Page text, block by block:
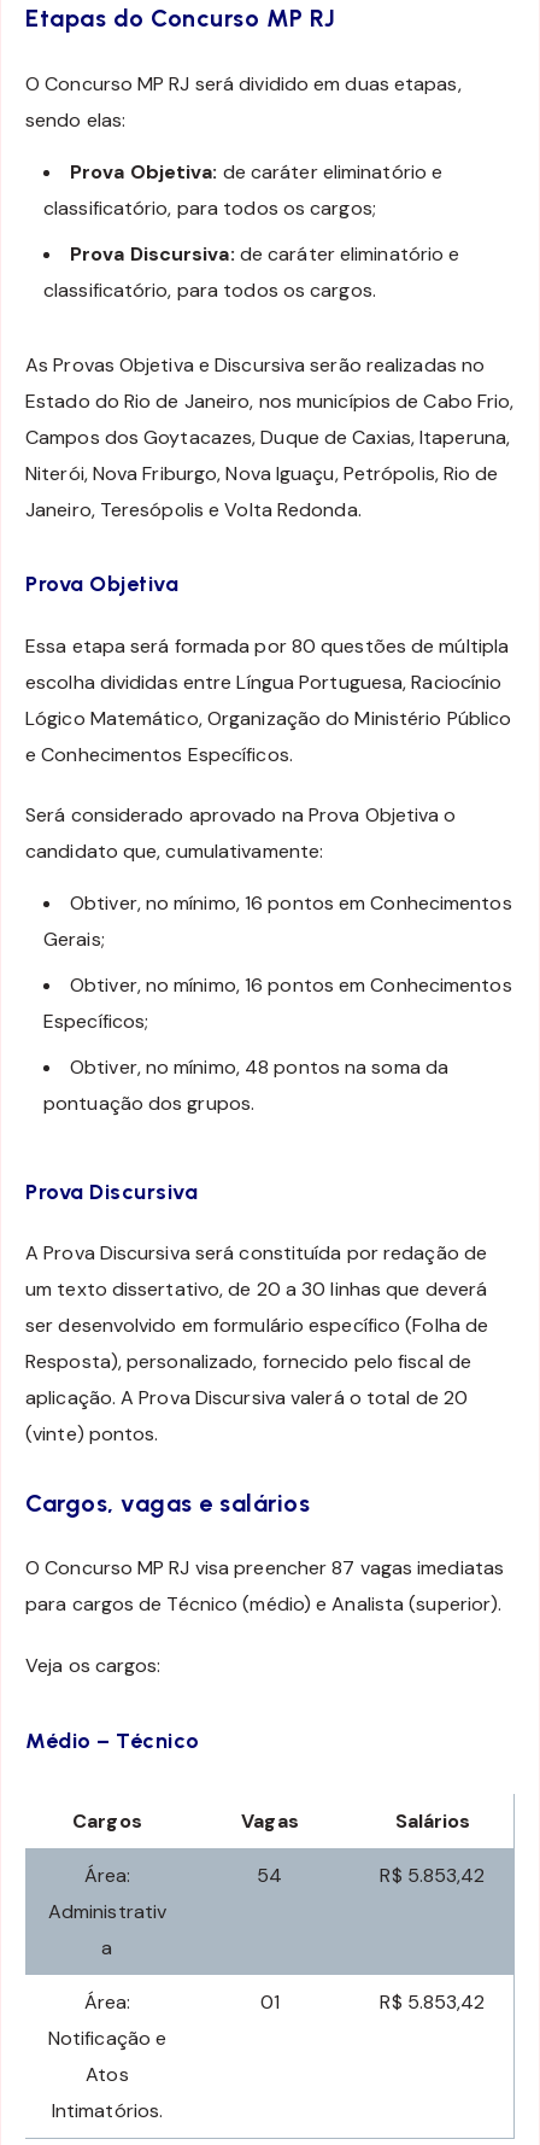
Etapas do Concurso MP RJ
O Concurso MP RJ será dividido em duas etapas,
sendo elas:
Prova Objetiva: de caráter eliminatório e
classificatório, para todos os cargos;
Prova Discursiva: de caráter eliminatório e
classificatório, para todos os cargos.
As Provas Objetiva e Discursiva serão realizadas no
Estado do Rio de Janeiro, nos municípios de Cabo Frio,
Campos dos Goytacazes, Duque de Caxias, Itaperuna,
Niterói, Nova Friburgo, Nova Iguaçu, Petrópolis, Rio de
Janeiro, Teresópolis e Volta Redonda.
Prova Objetiva
Essa etapa será formada por 80 questões de múltipla
escolha divididas entre Língua Portuguesa, Raciocínio
Lógico Matemático, Organização do Ministério Público
e Conhecimentos Específicos.
Será considerado aprovado na Prova Objetiva o
candidato que, cumulativamente:
Obtiver, no mínimo, 16 pontos em Conhecimentos
Gerais;
Obtiver, no mínimo, 16 pontos em Conhecimentos
Específicos;
Obtiver, no mínimo, 48 pontos na soma da
pontuação dos grupos.
Prova Discursiva
A Prova Discursiva será constituída por redação de
um texto dissertativo, de 20 a 30 linhas que deverá
ser desenvolvido em formulário específico (Folha de
Resposta), personalizado, fornecido pelo fiscal de
aplicação. A Prova Discursiva valerá o total de 20
(vinte) pontos.
Cargos, vagas e salários
O Concurso MP RJ visa preencher 87 vagas imediatas
para cargos de Técnico (médio) e Analista (superior).
Veja os cargos:
Médio – Técnico
Cargos Vagas Salários
Área:
Administrativ
a
54 R$ 5.853,42
Área:
Notificação e
Atos
Intimatórios.
01 R$ 5.853,42